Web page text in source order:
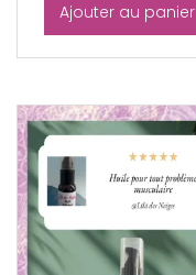
Ajouter au panier